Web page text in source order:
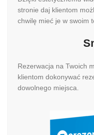
stronie daj klientom
chwilę mieć je w swoim
Rezerwacja na Twoich
klientom dokonywać
dowolnego miejsca.